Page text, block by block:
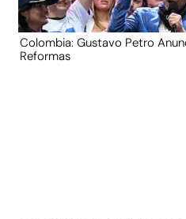
Colombia: Gustavo Petro
Reformas